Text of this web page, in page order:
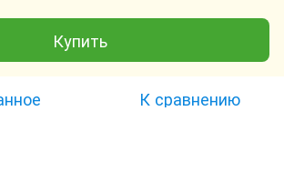
Купить
К сравнению